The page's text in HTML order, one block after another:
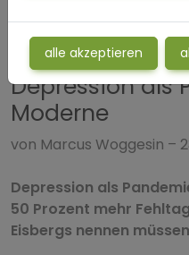
Depression als
Moderne
von Marcus Woggesin –
Depression als
50 Prozent mehr
Eisbergs nennen müssen
alle akzeptieren